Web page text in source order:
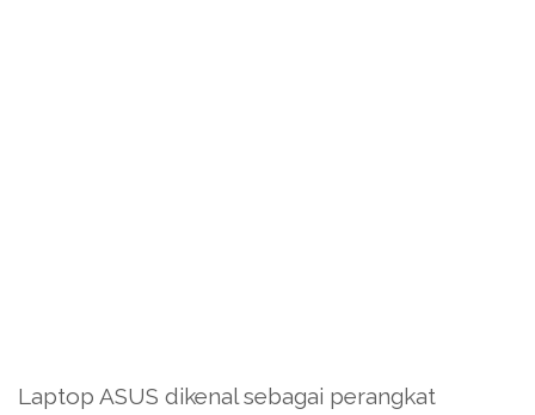
Laptop ASUS dikenal sebagai perangkat